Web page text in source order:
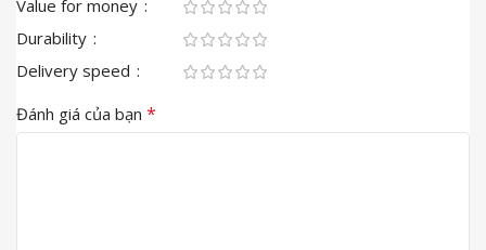
Value for money
Durability
Delivery speed
Đánh giá của bạn *